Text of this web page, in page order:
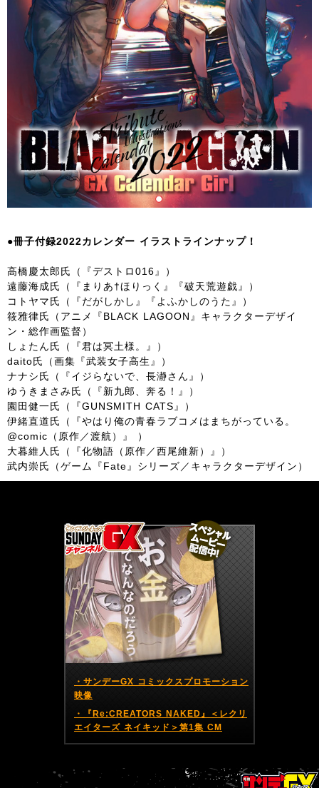
●冊子付録2022カレンダー イラストラインナップ！
高橋慶太郎氏（『デストロ016』）
遠藤海成氏（『まりあ†ほりっく』『破天荒遊戯』）
コトヤマ氏（『だがしかし』『よふかしのうた』）
筱雅律氏（アニメ『BLACK LAGOON』キャラクターデザイ
ン・総作画監督）
しょたん氏（『君は冥土様。』）
daito氏（画集『武装女子高生』）
ナナシ氏（『イジらないで、長瀞さん』）
ゆうきまさみ氏（『新九郎、奔る！』）
園田健一氏（『GUNSMITH CATS』）
伊緒直道氏（『やはり俺の青春ラブコメはまちがっている。
@comic（原作／渡航）』 ）
大暮維人氏（『化物語（原作／西尾維新）』）
武内崇氏（ゲーム『Fate』シリーズ／キャラクターデザイン）
・サンデーGX コミックスプロモーション
映像
・『Re:CREATORS NAKED』＜レクリ
エイターズ ネイキッド＞第1集 CM